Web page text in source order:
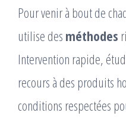
Pour venir à bout de
utilise des méthodes
Intervention rapide,
recours à des produits
conditions respectées